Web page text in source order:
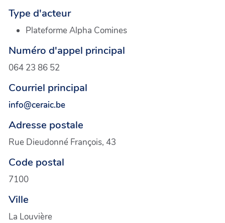
Type d'acteur
Plateforme Alpha Comines
Numéro d'appel principal
064 23 86 52
Courriel principal
info@ceraic.be
Adresse postale
Rue Dieudonné François, 43
Code postal
7100
Ville
La Louvière